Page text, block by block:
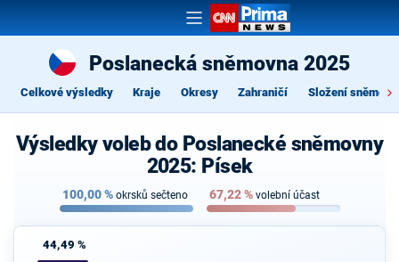
Poslanecká sněmovna 2025
Celkové výsledky Kraje Okresy Zahraničí Složení
Výsledky voleb do Poslanecké sněmovny
2025: Písek
100,00% okrsků sečteno 67,22% volební účast
44,49 %